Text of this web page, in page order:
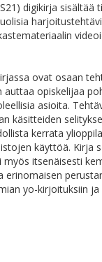
digikirja sisältää
ovat osaan
auttaa opiskelijaa
asioita.
käsitteiden
kerrata
käyttöä. Kirja
itsenäisesti
erinomaisen
yo-kirjoituksiin